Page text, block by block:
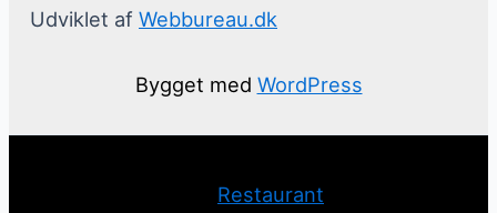
Udviklet af Webbureau.dk
Bygget med WordPress
Restaurant